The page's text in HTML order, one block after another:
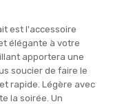
est l'accessoire
élégante à votre
apportera une
soucier de faire le
rapide. Légère avec
la soirée. Un